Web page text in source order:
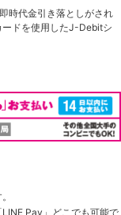
時代金引き落としがされ
ードを使用したJ-Debitシ
Pay」どこでも可能で